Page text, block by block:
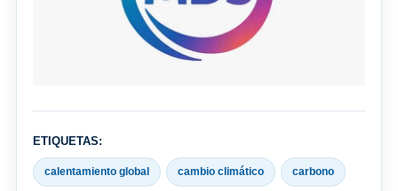
ETIQUETAS:
calentamiento global cambio climático carbono